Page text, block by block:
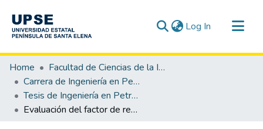
Log In (current)
Communities & Collections
All of DSpace
Statistics
Home
Facultad de Ciencias de la Ingeniería
Carrera de Ingeniería en Petróleo
Tesis de Ingeniería en Petróleo
Evaluación del factor de recobro en la fase de desplazamiento y almacenamiento de CO2 en un yacimiento del campo Shushufindi-Bloque 57.